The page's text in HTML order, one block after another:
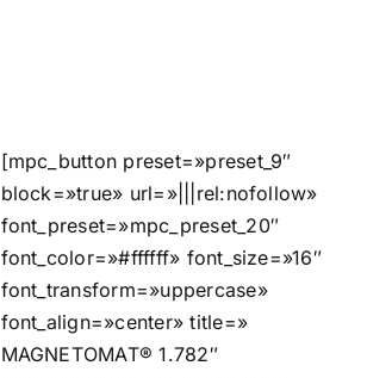
[mpc_button preset=»preset_9″
block=»true» url=»|||rel:nofollow»
font_preset=»mpc_preset_20″
font_color=»#ffffff» font_size=»16″
font_transform=»uppercase»
font_align=»center» title=»
MAGNETOMAT® 1.782″